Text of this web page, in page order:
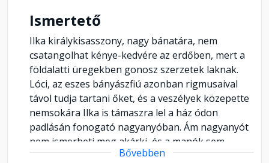
Ismertető
Ilka királykisasszony, nagy bánatára, nem
csatangolhat kénye-kedvére az erdőben, mert a
földalatti üregekben gonosz szerzetek laknak.
Lóci, az eszes bányászfiú azonban rigmusaival
távol tudja tartani őket, és a veszélyek közepette
nemsokára Ilka is támaszra lel a ház ódon
padlásán fonogató nagyanyóban. Ám nagyanyót
nem ismerheti meg akárki, és a manók sem
elégednek meg földalatti sorsukkal...
Bővebben